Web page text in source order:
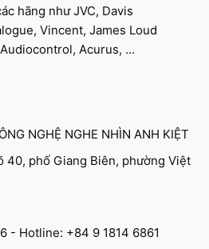
hãng như JVC, Davis
Vincent, James Loud
Acurus, ...
NGHỆ NGHE NHÌN ANH KIỆT
40, phố Giang Biên, phường Việt
- Hotline: +84 9 1814 6861